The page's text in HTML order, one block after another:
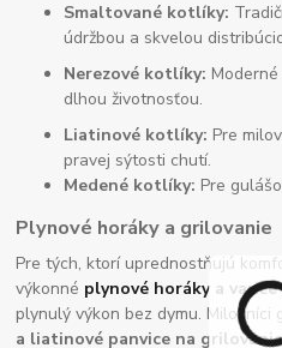
Smaltované kotlíky:
údržbou a skvelou
Nerezové kotlíky:
dlhou životnosťou.
Liatinové kotlíky: Pre
pravej sýtosti chutí.
Medené kotlíky: Pre
Plynové horáky a grilovanie
Pre tých, ktorí uprednostňujú
výkonné plynové horáky a variče
plynulý výkon bez dymu. Milovníci
a liatinové panvice na